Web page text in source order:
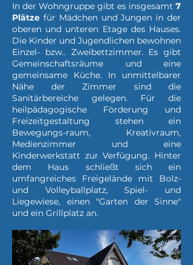
In der Wohngruppe gibt es insgesamt 7
Plätze für Mädchen und Jungen in der
oberen und unteren Etage des Hauses.
Die Kinder und Jugendlichen bewohnen
Einzel- bzw.. Zweibettzimmer. Es gibt
Gemeinschaftsräume und eine
gemeinsame Küche. In unmittelbarer
Nähe der Zimmer sind die
Sanitärbereiche gelegen. Für die
heilpädagogische Förderung und
Freizeitgestaltung stehen ein
Bewegungs-raum, Kreativraum,
Medienzimmer und eine
Kinderwerkstatt zur Verfügung. Hinter
dem Haus schließt sich ein
umfangreiches Freigelände mit Bolz-
und Volleyballplatz, Spiel- und
Liegewiese, einen "Garten der Sinne"
und ein Grillplatz an.